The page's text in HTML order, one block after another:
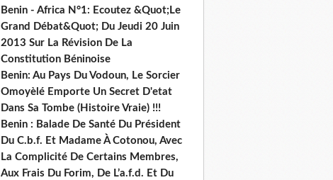
Benin - Africa N°1: Ecoutez &Quot;Le
Grand Débat&Quot; Du Jeudi 20 Juin
2013 Sur La Révision De La
Constitution Béninoise
Benin: Au Pays Du Vodoun, Le Sorcier
Omoyèlé Emporte Un Secret D'etat
Dans Sa Tombe (Histoire Vraie) !!!
Benin : Balade De Santé Du Président
Du C.b.f. Et Madame À Cotonou, Avec
La Complicité De Certains Membres,
Aux Frais Du Forim, De L’a.f.d. Et Du